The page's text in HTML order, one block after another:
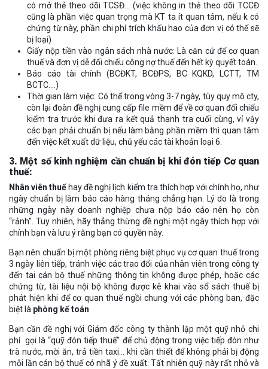
có mở thẻ theo dõi TCSĐ… (việc không in thẻ theo dõi TCCĐ
cũng là phần việc quan trọng mà KT ta ít quan tâm, nếu k có
chứng từ này, phần chi phí trích khấu hao của đơn vị có thể sẽ
bị loại)
Giấy nộp tiền vào ngân sách nhà nước: Là căn cứ để cơ quan
thuế và đơn vị dễ đối chiếu công nợ thuế đến hết kỳ quyết toán.
Báo cáo tài chính (BCĐKT, BCĐPS, BC KQKD, LCTT, TM
BCTC….)
Thời gian làm việc: Có thể trong vòng 3-7 ngày, tùy quy mô cty,
còn lại đoàn đề nghị cung cấp file mềm để về cơ quan đối chiếu
kiểm tra trước khi đưa ra kết quả thanh tra cuối cùng, vỉ vậy
các bạn phải chuẩn bị nếu làm bằng phần mềm thì quan tâm
đến việc kết xuất dữ liệu, chủ yếu các tài khoản loại 6.
3. Một số kinh nghiệm cần chuẩn bị khi đón tiếp Cơ quan
thuế:
Nhân viên thuế hay đề nghị lịch kiểm tra thích hợp với chính họ, như
ngày chuẩn bị làm báo cáo hàng tháng chẳng hạn. Lý do là trong
những ngày này doanh nghiệp chưa nộp báo cáo nên họ còn
“rảnh”. Tuy nhiên, hãy thẳng thừng đề nghị một ngày thích hợp với
chính bạn và lưu ý rằng bạn có quyền này.
Bạn nên chuẩn bị một phòng riêng biệt phục vụ cơ quan thuế trong
3 ngày liên tiếp, tránh việc các trao đổi của nhân viên trong công ty
đến tai cán bộ thuế những thông tin không được phép, hoặc các
chứng từ, tài liệu nội bộ không được kê khai vào sổ sách thuế bị
phát hiện khi để cơ quan thuế ngồi chung với các phòng ban, đặc
biệt là phòng kế toán
Bạn cần đề nghị với Giám đốc công ty thành lập một quỹ nhỏ chi
phí gọi là “quỹ đón tiếp thuế” để chủ động trong việc tiếp đón như
trà nước, mời ăn, trả tiền taxi… khi cần thiết để không phải bị động
mỗi lần cán bộ thuế có nhã ý đề xuất. Tất nhiên quỹ này rất nhỏ và